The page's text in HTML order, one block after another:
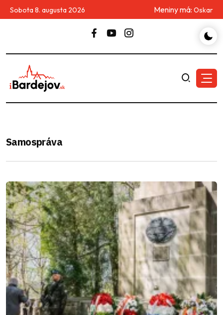
Sobota 8. augusta 2026 Meniny má: Oskar
Samospráva